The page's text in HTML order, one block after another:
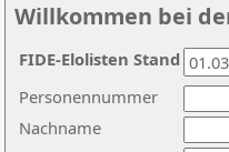
Willkommen bei
Nachname
Personennummer
FIDE-Elolisten Stand